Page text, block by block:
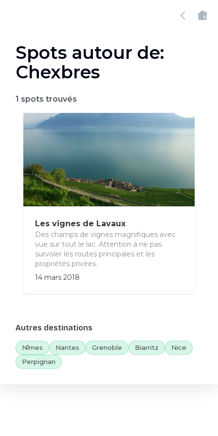
Spots autour de:
Chexbres
1 spots trouvés
Les vignes de Lavaux
Des champs de vignes magnifiques avec
vue sur tout le lac. Attention à ne pas
survoler les routes principales et les
propriétés privées.
14 mars 2018
Autres destinations
Nîmes Nantes Grenoble Biarritz
Nice
Perpignan